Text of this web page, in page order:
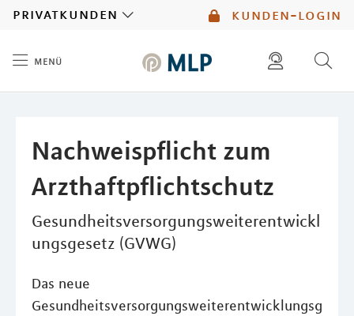
kunden-login
privatkunden
menü
Nachweispflicht zum
Arzthaftpflichtschutz
Gesundheitsversorgungsweiterentwickl
ungsgesetz (GVWG)
Das neue
Gesundheitsversorgungsweiterentwicklungsg